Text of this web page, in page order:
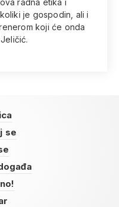
radna etika i
je gospodin, ali i
koji će onda
se